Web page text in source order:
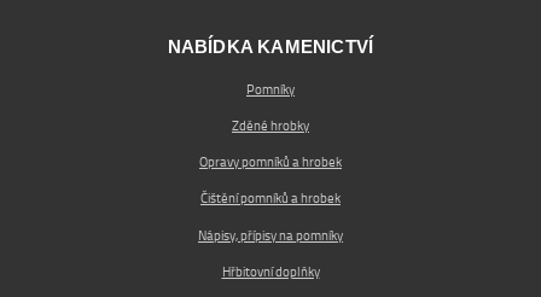
NABÍDKA KAMENICTVÍ
Pomníky
Zděné hrobky
Opravy pomníků a hrobek
Čištění pomníků a hrobek
Nápisy, přípisy na pomníky
Hřbitovní doplňky